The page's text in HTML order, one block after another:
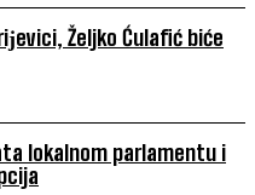
Željko Ćulafić biće
lokalnom parlamentu i